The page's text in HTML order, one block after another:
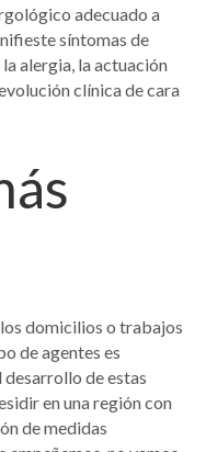
adecuado a
síntomas de
alergia, la actuación
clínica de cara
los domicilios o trabajos
de agentes es
de estas
en una región con
de medidas